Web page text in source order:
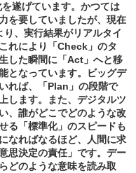
遂げています。かつては
を要していましたが、現在
、実行結果がリアルタイ
れにより「Check」のタ
した瞬間に「Act」へと移
となっています。ビッグデ
れば、「Plan」の段階で
します。また、デジタルツ
、誰がどこでどのような改
る「標準化」のスピードも
なればなるほど、人間に求
思決定の責任」です。デー
どのような意味を読み取